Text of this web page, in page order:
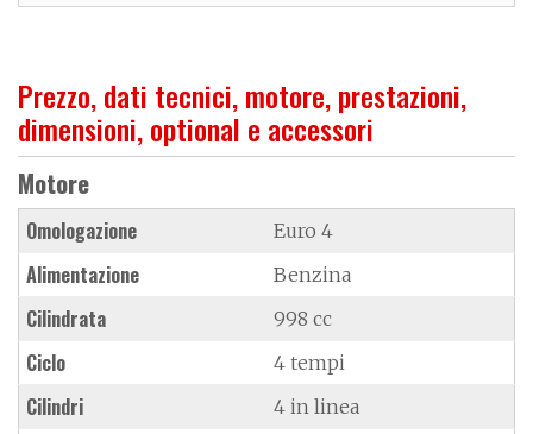
Prezzo, dati tecnici, motore, prestazioni,
dimensioni, optional e accessori
Motore
Omologazione Euro 4
Alimentazione Benzina
Cilindrata 998 cc
Ciclo 4 tempi
Cilindri 4 in linea